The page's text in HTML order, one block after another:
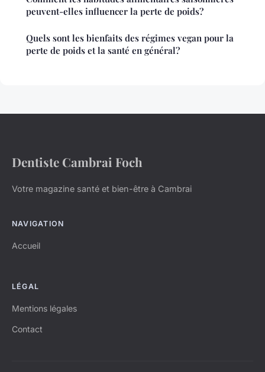
peuvent-elles influencer la perte de poids?
Quels sont les bienfaits des régimes vegan pour la
perte de poids et la santé en général?
Dentiste Cambrai Foch
Votre magazine santé et bien-être à Cambrai
NAVIGATION
Accueil
LÉGAL
Mentions légales
Contact